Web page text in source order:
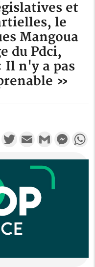
et
le
Mangoua
du Pdci,
Il n'y a pas
»
FacebookTwitterEmail Gmail